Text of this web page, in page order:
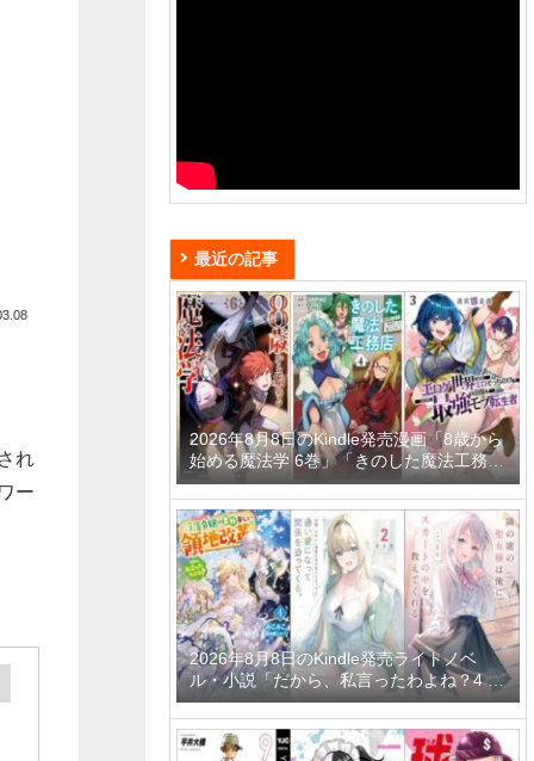
れ
ー
最近の記事
2026年8月8日のKindle発売漫画「8歳から
始める魔法学 6巻」「きのした魔法工務店
異世界工法で最強の家づくりを 4巻」「迷
宮狂走曲 3 ～エロゲ世界なのにエロそっ
ちのけでひたすら最強を目指すモブ転生者
～」など
2026年8月8日のKindle発売ライトノベ
ル・小説「だから、私言ったわよね？4 ～
没落令嬢の案外楽しい領地改革～」「学園
一かわいい後輩の命の恩人になったら、通
い妻になって関係を迫ってくる。 2巻」